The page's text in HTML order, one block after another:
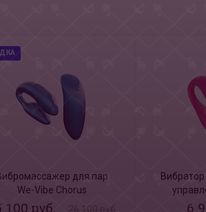
для пар
We-Vibe Chorus
100 руб. 26 100 руб.
Вибратор
6